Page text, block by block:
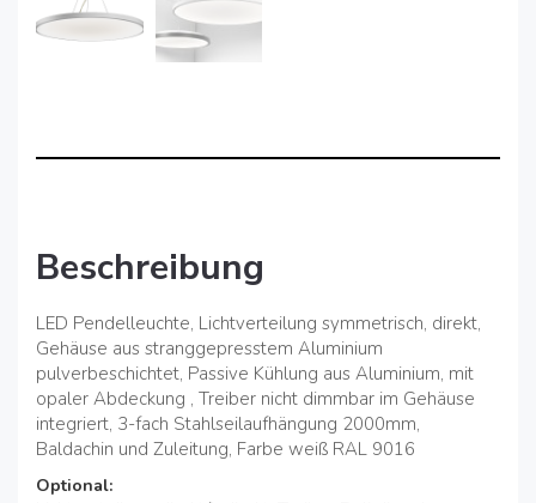
Beschreibung
LED Pendelleuchte, Lichtverteilung symmetrisch, direkt,
Gehäuse aus stranggepresstem Aluminium
pulverbeschichtet, Passive Kühlung aus Aluminium, mit
opaler Abdeckung , Treiber nicht dimmbar im Gehäuse
integriert, 3-fach Stahlseilaufhängung 2000mm,
Baldachin und Zuleitung, Farbe weiß RAL 9016
Optional: